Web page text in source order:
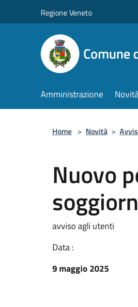
Regione Veneto
Comune
Amministrazione
Home > Novità >
Nuovo
avviso agli utenti
Data :
9 maggio 2025